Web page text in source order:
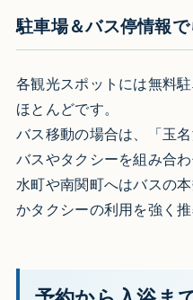
駐車場＆バス停情報
各観光スポットには無料
ほとんどです。
バス移動の場合は、「玉
バスやタクシーを組み合
水町や南関町へはバスの
かタクシーの利用を強く推